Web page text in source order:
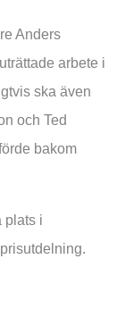
Anders
arbete i
ska även
och Ted
bakom
plats i